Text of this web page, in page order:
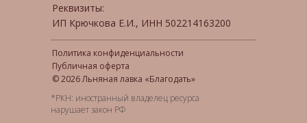
Публичная оферта
Политика конфиденциальности
© 2026 Льняная лавка «Благодать»
Реквизиты:
ИП Крючкова Е.И., ИНН 502214163200
*РКН: иностранный владелец ресурса
нарушает закон РФ